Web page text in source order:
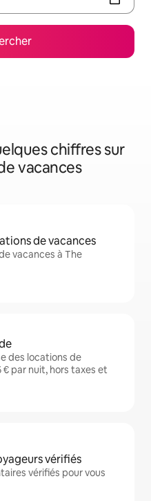
chiffres sur
vacances
de vacances
vacances à The
des locations de
par nuit, hors taxes et
vérifiés
vérifiés pour vous